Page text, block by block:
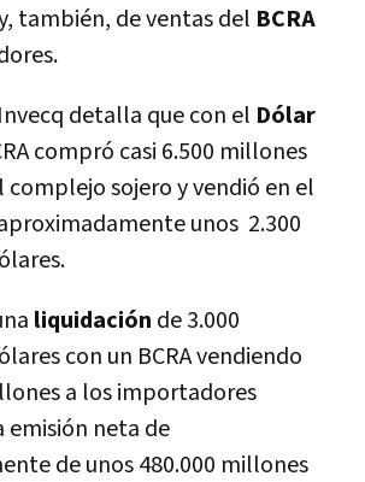
también, de ventas del BCRA
detalla que con el Dólar
compró casi 6.500 millones
complejo sojero y vendió en el
unos 2.300
liquidación de 3.000
con un BCRA vendiendo
a los importadores
emisión neta de
de unos 480.000 millones